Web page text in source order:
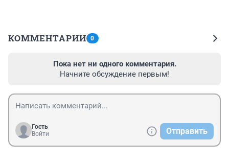
КОММЕНТАРИИ 0
Пока нет ни одного комментария.
Начните обсуждение первым!
Гость
Войти
Отправить